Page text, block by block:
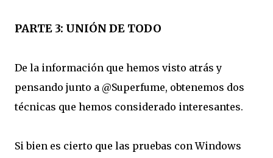
PARTE 3: UNIÓN DE TODO
De la información que hemos visto atrás y
pensando junto a @Superfume, obtenemos dos
técnicas que hemos considerado interesantes.
Si bien es cierto que las pruebas con Windows